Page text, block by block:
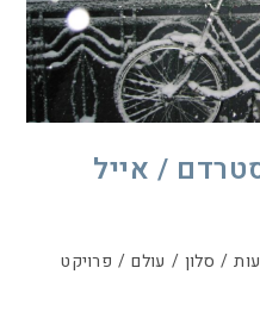
/ אייל
/ סלון / עולם / פרויקט